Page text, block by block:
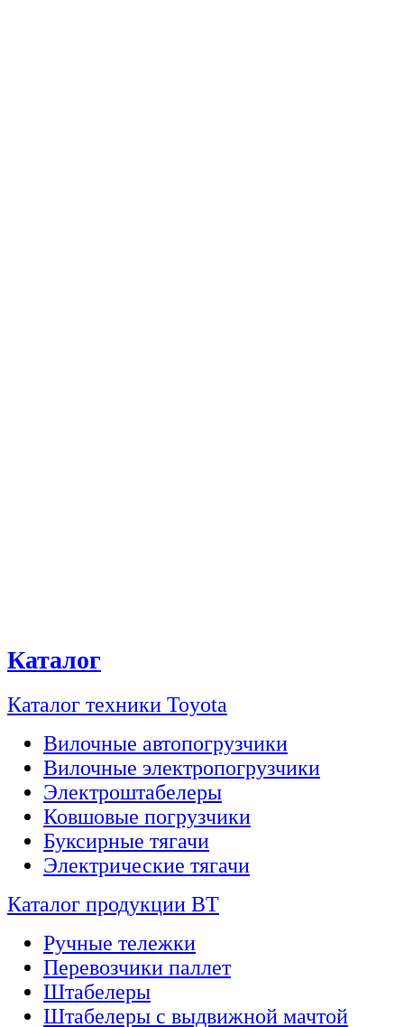
Каталог
Каталог техники Toyota
Вилочные автопогрузчики
Вилочные электропогрузчики
Электроштабелеры
Ковшовые погрузчики
Буксирные тягачи
Электрические тягачи
Каталог продукции BT
Ручные тележки
Перевозчики паллет
Штабелеры
Штабелеры с выдвижной мачтой